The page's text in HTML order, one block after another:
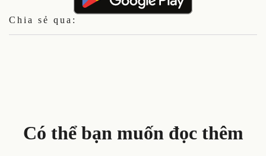
Chia sẻ qua:
Có thể bạn muốn đọc thêm